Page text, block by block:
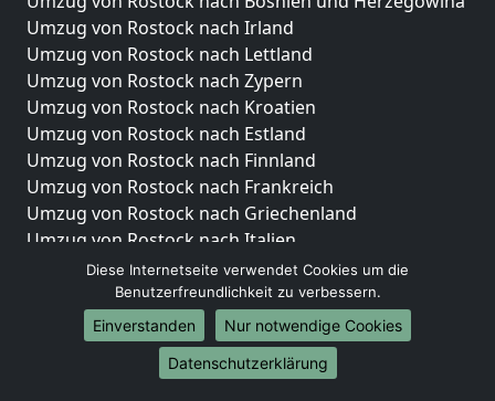
Umzug von Rostock nach Irland
Umzug von Rostock nach Lettland
Umzug von Rostock nach Zypern
Umzug von Rostock nach Kroatien
Umzug von Rostock nach Estland
Umzug von Rostock nach Finnland
Umzug von Rostock nach Frankreich
Umzug von Rostock nach Griechenland
Umzug von Rostock nach Italien
Umzug von Rostock nach Liechtenstein
Umzug von Rostock nach Luxemburg
Umzug von Rostock nach Niederlande
Umzug von Rostock nach Norwegen
Umzüge-Deutschlandweit
Diese Internetseite verwendet Cookies um die
Benutzerfreundlichkeit zu verbessern.
Einverstanden
Nur notwendige Cookies
Datenschutzerklärung